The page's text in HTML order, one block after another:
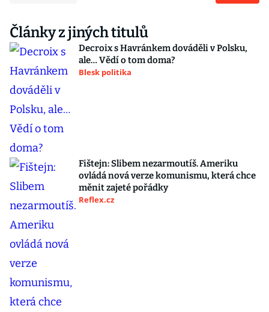
Články z jiných titulů
Decroix s Havránkem dováděli v Polsku,
ale… Vědí o tom doma?
Blesk politika
Fištejn: Slibem nezarmoutíš. Ameriku
ovládá nová verze komunismu, která chce
měnit zajeté pořádky
Reflex.cz